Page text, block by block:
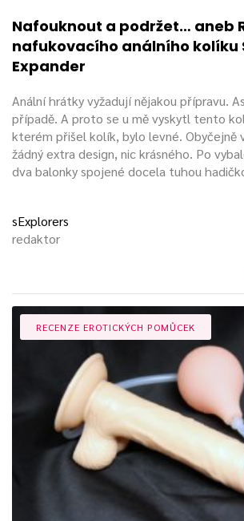
Nafouknout a podržet… aneb
nafukovacího análního kolíku
Expander
Anální hrátky vyžadují nějakou přípravu.
případě. A proto se u mě vyskytl tento
kterém přišel kolík, bylo levné. Obyčejně
žádný extra design, nic krásného. Po
dva balonky spojené docela tuhou
sExplorers
redaktor
RECENZE EROTICKÝCH POMŮCEK